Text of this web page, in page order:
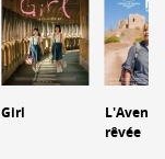
Girl
rêvée